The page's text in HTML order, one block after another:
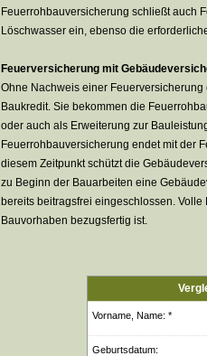
Feuerrohbauversicherung schließt auch
Löschwasser ein, ebenso die
Feuerversicherung mit
Ohne Nachweis einer
Baukredit. Sie bekommen die
oder auch als Erweiterung zur
Feuerrohbauversicherung endet mit der
diesem Zeitpunkt schützt die
zu Beginn der Bauarbeiten eine
bereits beitragsfrei eingeschlossen.
Bauvorhaben bezugsfertig ist.
Vorname, Name: *
Geburts­datum: